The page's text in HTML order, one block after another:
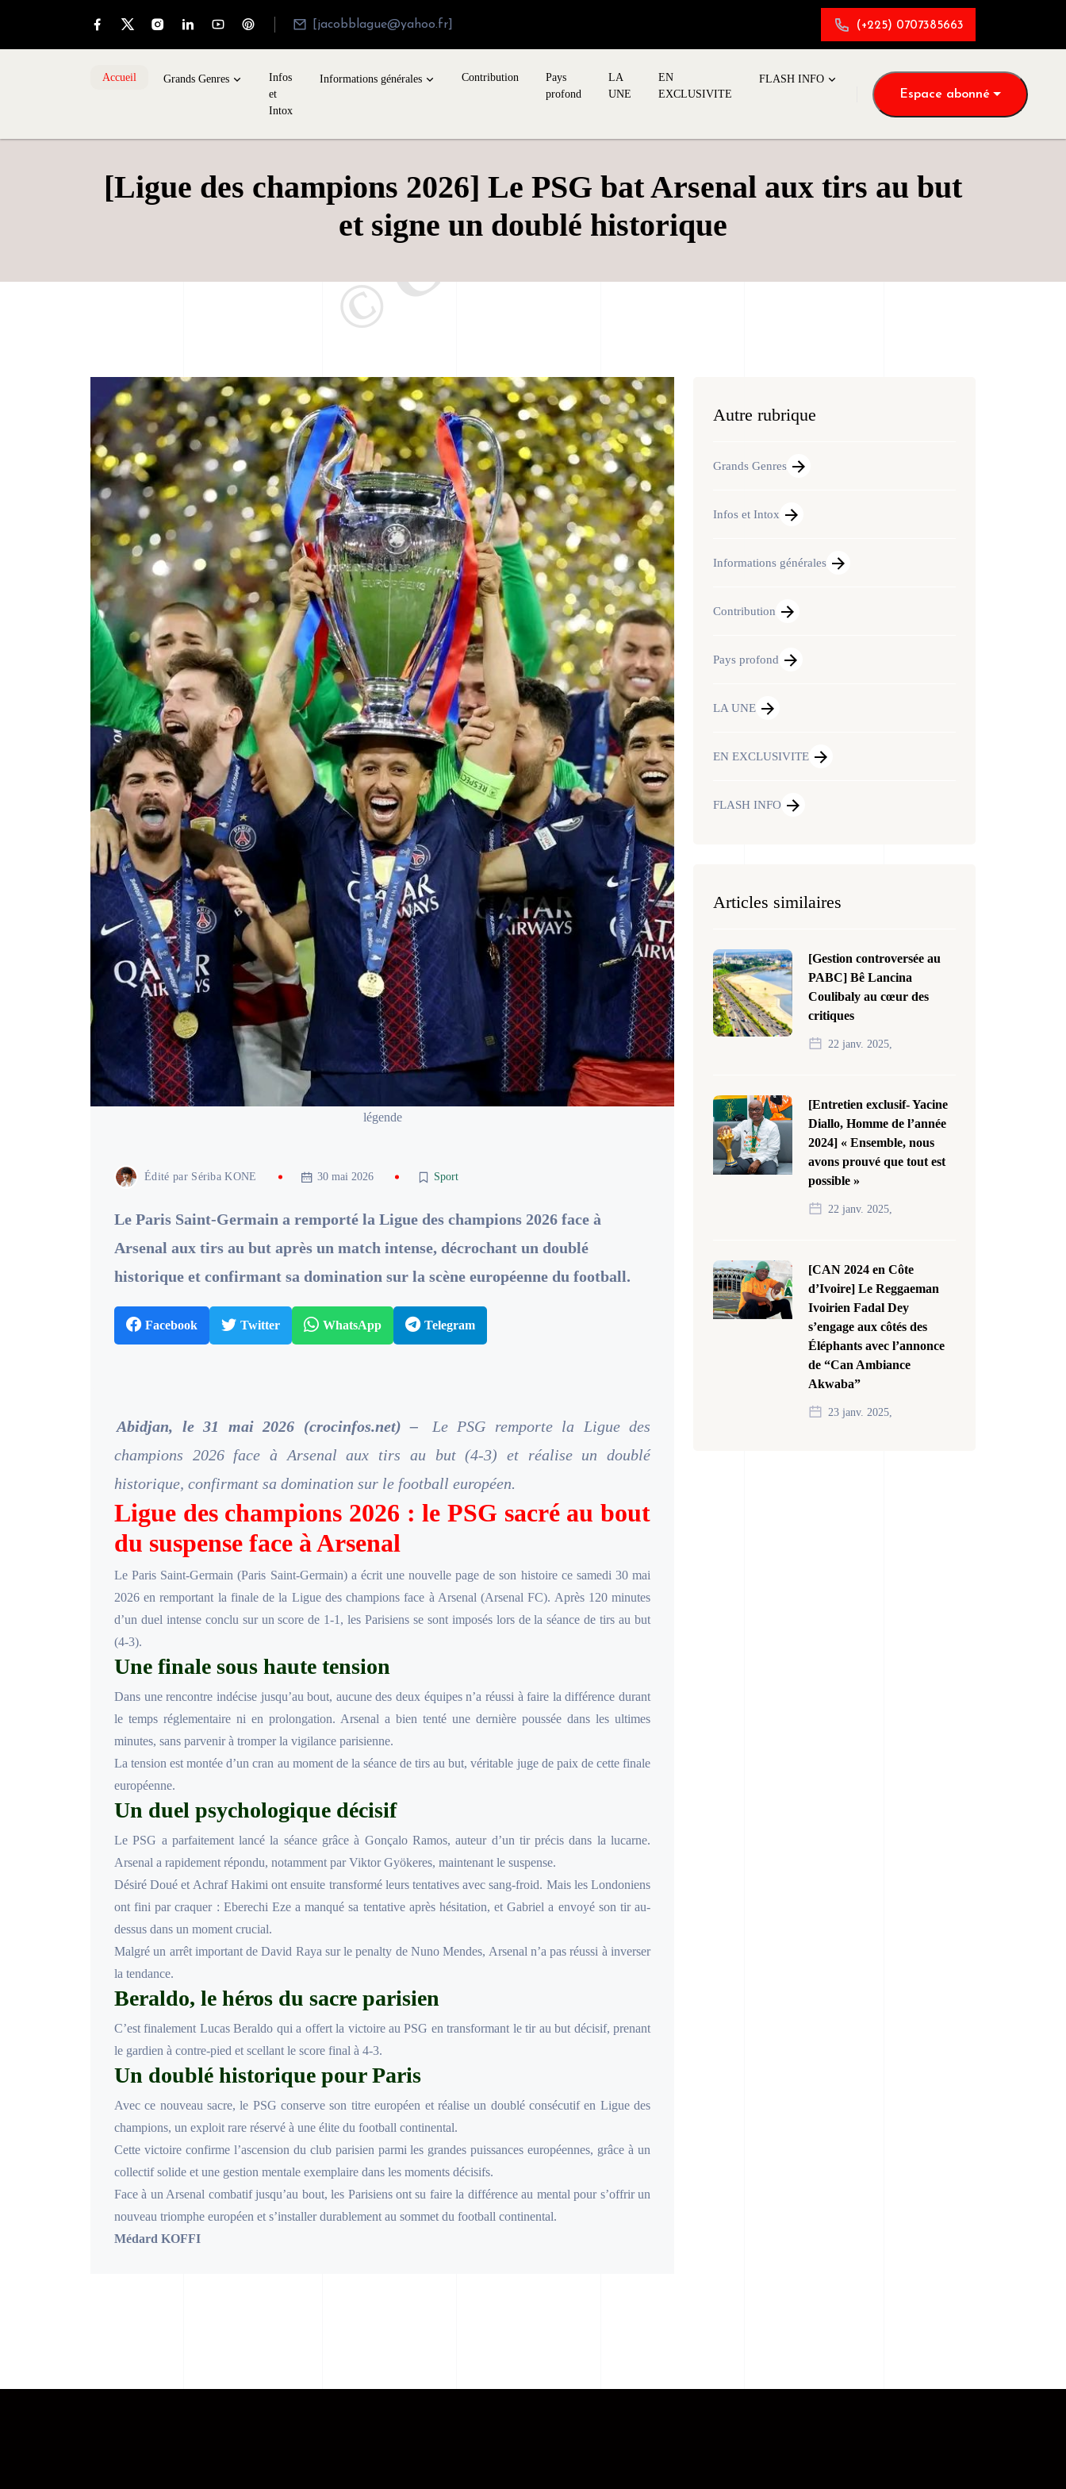
[jacobblague@yahoo.fr] (+225) 0707385663
Accueil Grands Genres
Infos
et
Intox
Informations générales Contribution
Pays
profond
LA
UNE
EN
EXCLUSIVITE
FLASH INFO
Espace abonné
[Ligue des champions 2026] Le PSG bat Arsenal aux tirs au but
et signe un doublé historique
légende
Édité par Sériba KONE 30 mai 2026 Sport
Le Paris Saint-Germain a remporté la Ligue des champions 2026 face à
Arsenal aux tirs au but après un match intense, décrochant un doublé
historique et confirmant sa domination sur la scène européenne du football.
Facebook Twitter WhatsApp Telegram
Abidjan, le 31 mai 2026 (crocinfos.net) –
Le PSG remporte la Ligue des
champions 2026 face à Arsenal aux tirs au but (4-3) et réalise un doublé
historique, confirmant sa domination sur le football européen.
Ligue des champions 2026 : le PSG sacré au bout
du suspense face à Arsenal
Le Paris Saint-Germain (Paris Saint-Germain) a écrit une nouvelle page de son histoire ce samedi 30 mai
2026 en remportant la finale de la Ligue des champions face à Arsenal (Arsenal FC). Après 120 minutes
d’un duel intense conclu sur un score de 1-1, les Parisiens se sont imposés lors de la séance de tirs au but
(4-3).
Une finale sous haute tension
Dans une rencontre indécise jusqu’au bout, aucune des deux équipes n’a réussi à faire la différence durant
le temps réglementaire ni en prolongation. Arsenal a bien tenté une dernière poussée dans les ultimes
minutes, sans parvenir à tromper la vigilance parisienne.
La tension est montée d’un cran au moment de la séance de tirs au but, véritable juge de paix de cette finale
européenne.
Un duel psychologique décisif
Le PSG a parfaitement lancé la séance grâce à Gonçalo Ramos, auteur d’un tir précis dans la lucarne.
Arsenal a rapidement répondu, notamment par Viktor Gyökeres, maintenant le suspense.
Désiré Doué et Achraf Hakimi ont ensuite transformé leurs tentatives avec sang-froid. Mais les Londoniens
ont fini par craquer : Eberechi Eze a manqué sa tentative après hésitation, et Gabriel a envoyé son tir au-
dessus dans un moment crucial.
Malgré un arrêt important de David Raya sur le penalty de Nuno Mendes, Arsenal n’a pas réussi à inverser
la tendance.
Beraldo, le héros du sacre parisien
C’est finalement Lucas Beraldo qui a offert la victoire au PSG en transformant le tir au but décisif, prenant
le gardien à contre-pied et scellant le score final à 4-3.
Un doublé historique pour Paris
Avec ce nouveau sacre, le PSG conserve son titre européen et réalise un doublé consécutif en Ligue des
champions, un exploit rare réservé à une élite du football continental.
Cette victoire confirme l’ascension du club parisien parmi les grandes puissances européennes, grâce à un
collectif solide et une gestion mentale exemplaire dans les moments décisifs.
Face à un Arsenal combatif jusqu’au bout, les Parisiens ont su faire la différence au mental pour s’offrir un
nouveau triomphe européen et s’installer durablement au sommet du football continental.
Médard KOFFI
Autre rubrique
Grands Genres
Infos et Intox
Informations générales
Contribution
Pays profond
LA UNE
EN EXCLUSIVITE
FLASH INFO
Articles similaires
[Gestion controversée au
PABC] Bê Lancina
Coulibaly au cœur des
critiques
22 janv. 2025,
[Entretien exclusif- Yacine
Diallo, Homme de l’année
2024] « Ensemble, nous
avons prouvé que tout est
possible »
22 janv. 2025,
[CAN 2024 en Côte
d’Ivoire] Le Reggaeman
Ivoirien Fadal Dey
s’engage aux côtés des
Éléphants avec l’annonce
de “Can Ambiance
Akwaba”
23 janv. 2025,